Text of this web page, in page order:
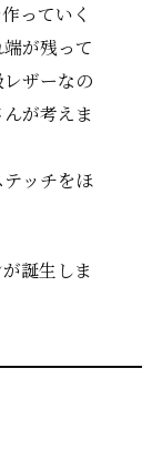
っていく
が残って
ザーなの
が考えま
ッチをほ
誕生しま